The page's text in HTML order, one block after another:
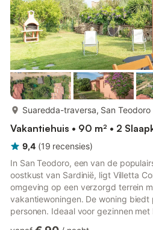
Suaredda-traversa, San Teodoro
Vakantiehuis • 90 m² • 2
9,4 (19 recensies)
In San Teodoro, een van de
oostkust van Sardinië, ligt Villetta
omgeving op een verzorgd terrein
vakantiewoningen. De woning biedt
personen. Ideaal voor gezinnen met